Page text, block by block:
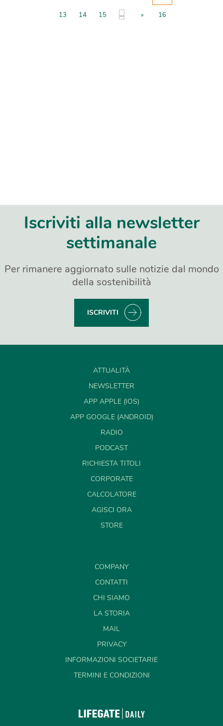
13 14 15 ... » 16
Iscriviti alla newsletter
settimanale
Per rimanere aggiornato sulle notizie dal mondo
della sostenibilità
ISCRIVITI
ATTUALITÀ
NEWSLETTER
APP APPLE (IOS)
APP GOOGLE (ANDROID)
RADIO
PODCAST
RICHIESTA TITOLI
CORPORATE
CALCOLATORE
AGISCI ORA
STORE
COMPANY
CONTATTI
CHI SIAMO
LA STORIA
MAIL
PRIVACY
INFORMAZIONI SOCIETARIE
TERMINI E CONDIZIONI